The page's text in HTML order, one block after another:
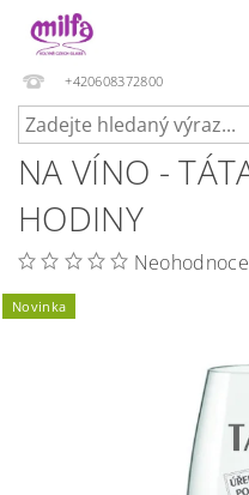
+420608372800
NA VÍNO -
HODINY
Novinka